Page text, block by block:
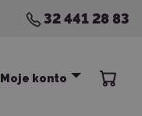
32 441 28 83
Moje konto